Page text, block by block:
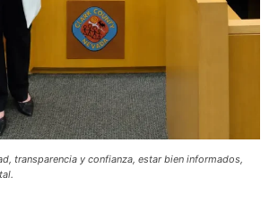
transparencia y confianza, estar bien informados,